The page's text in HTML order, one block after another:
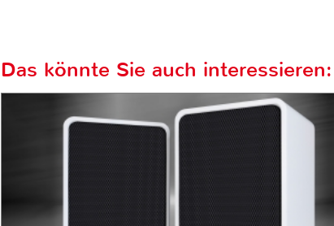
Das könnte Sie auch interessieren: